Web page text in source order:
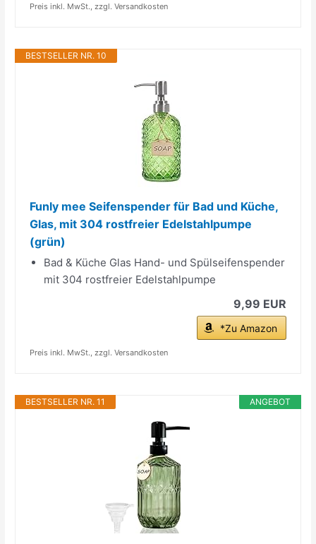
Preis inkl. MwSt., zzgl. Versandkosten
BESTSELLER NR. 10
Funly mee Seifenspender für Bad und Küche,
Glas, mit 304 rostfreier Edelstahlpumpe
(grün)
Bad & Küche Glas Hand- und Spülseifenspender
mit 304 rostfreier Edelstahlpumpe
9,99 EUR
*Zu Amazon
Preis inkl. MwSt., zzgl. Versandkosten
ANGEBOT
BESTSELLER NR. 11